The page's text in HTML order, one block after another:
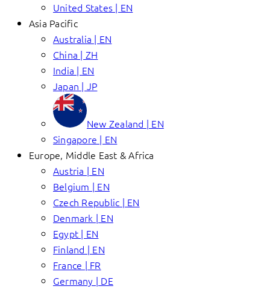
United States | EN
Asia Pacific
Australia | EN
China | ZH
India | EN
Japan | JP
New Zealand | EN
Singapore | EN
Europe, Middle East & Africa
Austria | EN
Belgium | EN
Czech Republic | EN
Denmark | EN
Egypt | EN
Finland | EN
France | FR
Germany | DE